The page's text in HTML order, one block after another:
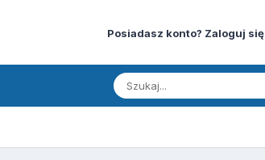
Posiadasz konto? Zaloguj się